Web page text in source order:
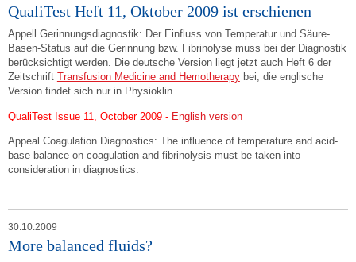
QualiTest Heft 11, Oktober 2009 ist erschienen
Appell Gerinnungsdiagnostik: Der Einfluss von Temperatur und Säure-
Basen-Status auf die Gerinnung bzw. Fibrinolyse muss bei der Diagnostik
berücksichtigt werden. Die deutsche Version liegt jetzt auch Heft 6 der
Zeitschrift Transfusion Medicine and Hemotherapybei, die englische
Version findet sich nur in Physioklin.
QualiTest Issue 11, October 2009 - English version
Appeal Coagulation Diagnostics: The influence of temperature and acid-
base balance on coagulation and fibrinolysis must be taken into
consideration in diagnostics.
30.10.2009
More balanced fluids?